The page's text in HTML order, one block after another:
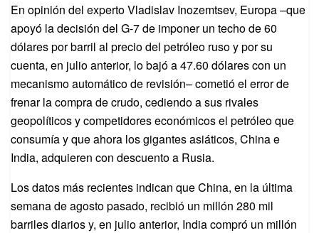
En opinión del experto Vladislav Inozemtsev, Europa –que
apoyó la decisión del G-7 de imponer un techo de 60
dólares por barril al precio del petróleo ruso y por su
cuenta, en julio anterior, lo bajó a 47.60 dólares con un
mecanismo automático de revisión– cometió el error de
frenar la compra de crudo, cediendo a sus rivales
geopolíticos y competidores económicos el petróleo que
consumía y que ahora los gigantes asiáticos, China e
India, adquieren con descuento a Rusia.
Los datos más recientes indican que China, en la última
semana de agosto pasado, recibió un millón 280 mil
barriles diarios y, en julio anterior, India compró un millón